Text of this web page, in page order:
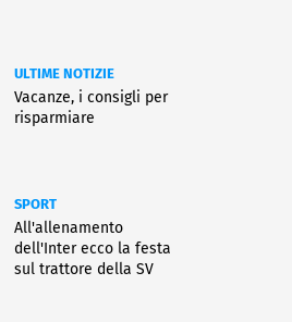
ULTIME NOTIZIE
Vacanze, i consigli per
risparmiare
SPORT
All'allenamento
dell'Inter ecco la festa
sul trattore della SV